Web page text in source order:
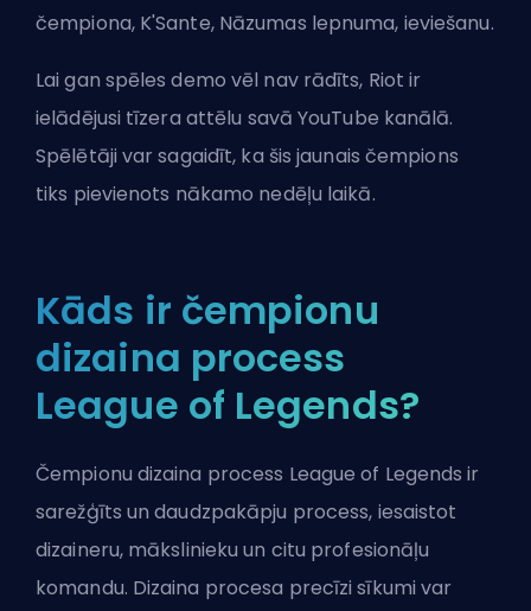
čempiona, K'Sante, Nāzumas lepnuma, ieviešanu.
Lai gan spēles demo vēl nav rādīts, Riot ir
ielādējusi tīzera attēlu savā YouTube kanālā.
Spēlētāji var sagaidīt, ka šis jaunais čempions
tiks pievienots nākamo nedēļu laikā.
Kāds ir čempionu
dizaina process
League of Legends?
Čempionu dizaina process League of Legends ir
sarežģīts un daudzpakāpju process, iesaistot
dizaineru, mākslinieku un citu profesionāļu
komandu. Dizaina procesa precīzi sīkumi var